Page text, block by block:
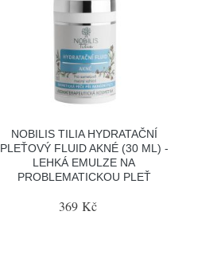
NOBILIS TILIA HYDRATAČNÍ
PLEŤOVÝ FLUID AKNÉ (30 ML) -
LEHKÁ EMULZE NA
PROBLEMATICKOU PLEŤ
369 Kč